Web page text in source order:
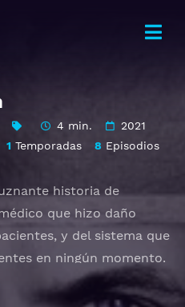
4 min.
2021
1 Temporadas 8 Episodios
historia de
que hizo daño
y del sistema que
en ningún momento.
mismo nombre.